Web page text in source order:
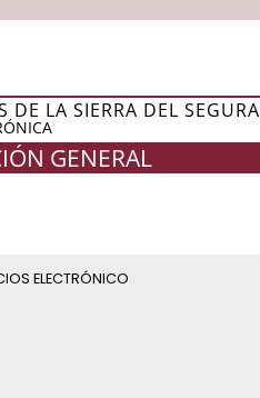
LA SIERRA DEL SEGURA
GENERAL
ELECTRÓNICO